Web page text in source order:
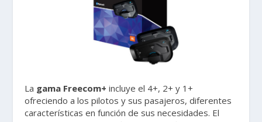
La gama Freecom+ incluye el 4+, 2+ y 1+
ofreciendo a los pilotos y sus pasajeros, diferentes
características en función de sus necesidades. El